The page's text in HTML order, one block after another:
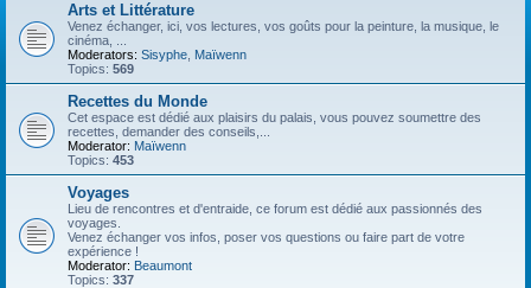
Arts et Littérature
Venez échanger, ici, vos lectures, vos goûts pour la peinture, la musique, le
cinéma, ...
Moderators: Sisyphe Maïwenn
Topics: 569
Recettes du Monde
Cet espace est dédié aux plaisirs du palais, vous pouvez soumettre des
recettes, demander des conseils,...
Moderator: Maïwenn
Topics: 453
Voyages
Lieu de rencontres et d'entraide, ce forum est dédié aux passionnés des
voyages.
Venez échanger vos infos, poser vos questions ou faire part de votre
expérience !
Moderator: Beaumont
Topics: 337